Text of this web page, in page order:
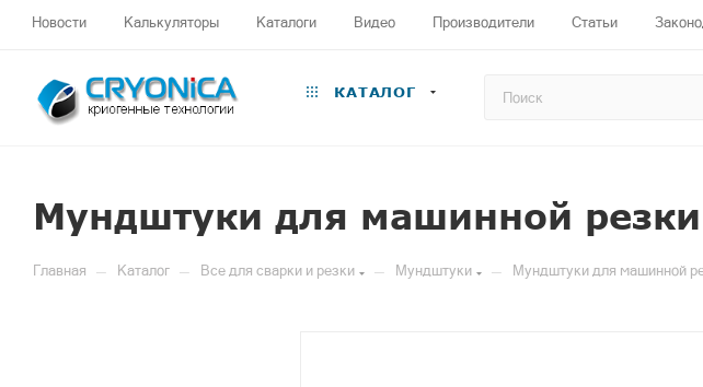
Новости Калькуляторы Каталоги Видео Производители Статьи
КАТАЛОГ
Мундштуки для машинной
Главная — Каталог — Все для сварки и резки — Мундштуки — Мундштуки для машинной